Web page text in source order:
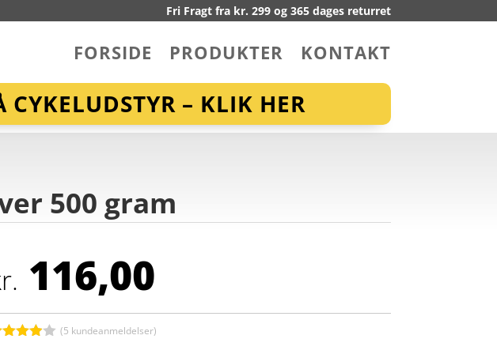
Fri Fragt fra kr. 299 og 365 dages returret
FORSIDE PRODUKTER KONTAKT
– KLIK HER
500 gram
116,00
(5 kundeanmeldelser)